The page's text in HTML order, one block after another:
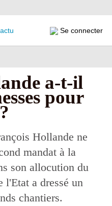
Se connecter
a-t-il
pour
Hollande ne
mandat à la
son allocution du
l'Etat a dressé un
chantiers.